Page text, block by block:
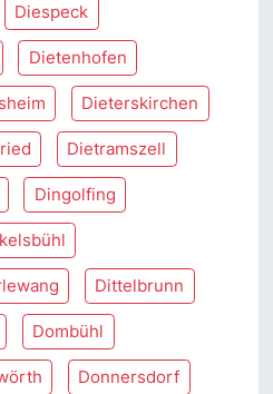
Diespeck
Dietenhofen
Dieterskirchen
Dietramszell
Dingolfing
Dittelbrunn
Dombühl
Donnersdorf